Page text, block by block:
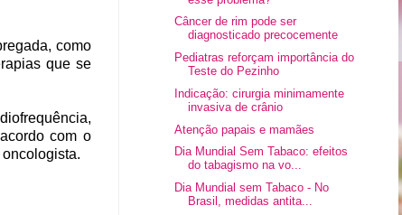
como
que se
com o
Câncer de rim pode ser
diagnosticado precocemente
Pediatras reforçam importância do
Teste do Pezinho
Indicação: cirurgia minimamente
invasiva de crânio
Atenção papais e mamães
Dia Mundial Sem Tabaco: efeitos
do tabagismo na vo...
Dia Mundial sem Tabaco - No
Brasil, medidas antita...